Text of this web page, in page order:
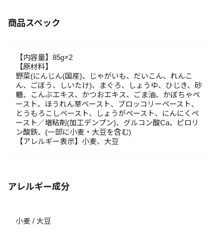
商品スペック
【内容量】85g×2
【原材料】
野菜(にんじん(国産)、じゃがいも、だいこん、れんこ
ん、ごぼう、しいたけ)、まぐろ、しょうゆ、ひじき、砂
糖、こんぶエキス、かつおエキス、ごま油、かぼちゃペ
ースト、ほうれん草ペースト、ブロッコリーペースト、
とうもろこしペースト、しょうがペースト、にんにくペ
ースト／増粘剤(加工デンプン)、グルコン酸Ca、ピロリ
ン酸鉄、(一部に小麦・大豆を含む)
【アレルギー表示】小麦、大豆
アレルギー成分
小麦 / 大豆